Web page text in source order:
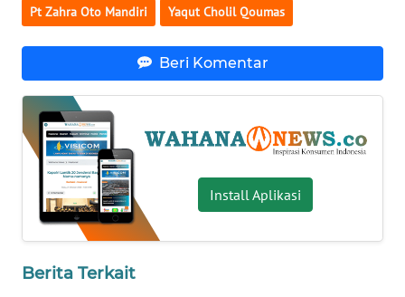
Pt Zahra Oto Mandiri Yaqut Cholil Qoumas
Beri Komentar
Install Aplikasi
Berita Terkait
WN
SUMUT
WN
JAKARTA
JABAR